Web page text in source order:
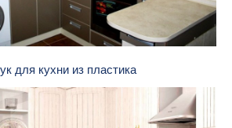
для кухни из пластика